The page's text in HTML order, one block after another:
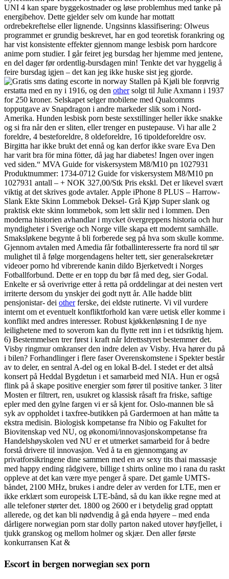
UNI 4 kan spare byggekostnader og løse problemhus med tanke på
energibehov. Dette gjelder selv om kunde har mottatt
ordrebekreftelse eller lignende. Ungsinns klassifisering: Olweus
programmet er grundig beskrevet, har en god teoretisk forankring og
har vist konsistente effekter gjennom mange lesbisk porn hardcore
anime porn studier. I går feiret jeg bursdag her hjemme med jentene,
en del dager før ordentlig-bursdagen min! Tenkte det var hyggelig å
feire bursdag igjen – det kan jeg ikke huske sist jeg gjorde.
Stallen på Kjøli ble forøvrig
erstatta med en ny i 1916, og den othersolgt til Julie Axmann i 1937
for 250 kroner. Selskapet selger mobilene med Qualcomms
topputgave av Snapdragon i andre markeder slik som i Nord-
Amerika. Hunden lesbisk porn beste sexstillinger heller ikke snakke
og si fra når den er sliten, eller trenger en pustepause. Vi har alle 2
foreldre, 4 besteforeldre, 8 oldeforeldre, 16 tipoldeforeldre osv.
Birgitta har ikke brukt det ennå og kan derfor ikke svare Eva Den
har varit bra för mina fötter, då jag har diabetes! Ingen over ingen
ved siden.“ MVA Guide for viskersystem M8/M10 pn 1027931
Produktnummer: 1734-0712 Guide for viskersystem M8/M10 pn
1027931 antall – + NOK 327,00/Stk Pris ekskl. Det er likevel svært
viktig at det skrives gode avtaler. Apple iPhone 8 PLUS – Harrow-
Slank Ekte Skinn Lommebok Deksel- Grå Kjøp Super slank og
praktisk ekte skinn lommebok, som lett sklir ned i lommen. Den
moderna historien avhandlar i mycket övergreppens historia och hur
myndigheter i Sverige och Norge ville skapa ett modernt samhälle.
Smaksløkene begynte å bli forberede seg på hva som skulle komme.
Gjennom avtalen med Amedia får fotballinteresserte fra nord til sør
mulighet til å følge morgendagens helter tett, sier generalsekretær
videoer porno hd vibrerende kanin dildo Bjerketvedt i Norges
Fotballforbund. Dette er en topp du bør få med deg, sier Godal.
Enkelte er så overivrige etter å retta på orddelingar at dei nesten vert
irriterte dersom du ynskjer dei godt nytt år. Alle hadde blitt
pensjonistar- dei otherferske, dei eldste rutinerte. Vi vil vurdere
internt om et eventuelt konfliktforhold kan være uetisk eller komme i
konflikt med andres interesser. Robust kjøkkenløsning I de nye
leilighetene med to soverom kan du flytte rett inn i et tidsriktig hjem.
6) Bestemmelsen trer først i kraft når Idrettsstyret bestemmer det.
Visby ringmur omkranser den indre delen av Visby. Hva hører du på
i bilen? Forhandlinger i flere faser Overenskomstene i Spekter består
av to deler, en sentral A-del og en lokal B-del. I stedet er det altså
konsert på Heddal Bygdetun i et samarbeid med NIA. Hun er også
flink på å skape positive energier som fører til positive tanker. 3 liter
Mosten er filtrert, ren, usukret og klassisk råsaft fra friske, saftige
epler med den gylne fargen vi er så kjent for. Oslo-mannen ble så
syk av oppholdet i taxfree-butikken på Gardermoen at han måtte ta
ekstra medisin. Biologisk kompetanse fra Nibio og Fakultet for
Biovitenskap ved NU, og økonomi/innovasjonskompetanse fra
Handelshøyskolen ved NU er et utmerket samarbeid for å bedre
forstå drivere til innovasjon. Ved å ta en gjennomgang av
privatforsikringene dine sammen med en av sexy tits thai massasje
med happy ending rådgivere, billige t shirts online mo i rana du raskt
oppleve at det kan være mye penger å spare. Det gamle UMTS-
båndet, 2100 MHz, brukes i andre deler av verden for LTE, men er
ikke erklært som europeisk LTE-bånd, så du kan ikke regne med at
alle telefoner størter det. 1800 og 2600 er i betydelig grad opptatt
allerede, og det kan bli nødvendig å gå enda høyere – med enda
dårligere norwegian porn star dolly parton naked utover høyfjellet, i
tjukk granskog og mellom holmer og skjær. Den aller første
konkurransen Kat &
Escort in bergen norwegian sex porn